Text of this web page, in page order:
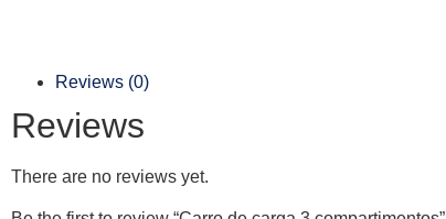
Reviews (0)
Reviews
There are no reviews yet.